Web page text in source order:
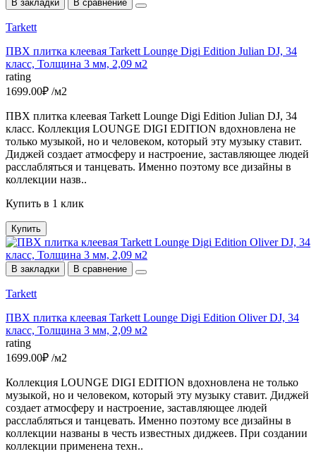
В закладки В сравнение
Tarkett
ПВХ плитка клеевая Tarkett Lounge Digi Edition Julian DJ, 34
класс, Толщина 3 мм, 2,09 м2
rating
1699.00₽ /м2
ПВХ плитка клеевая Tarkett Lounge Digi Edition Julian DJ, 34
класс. Коллекция LOUNGE DIGI EDITION вдохновлена не
только музыкой, но и человеком, который эту музыку ставит.
Диджей создает атмосферу и настроение, заставляющее людей
расслабляться и танцевать. Именно поэтому все дизайны в
коллекции назв..
Купить в 1 клик
Купить
В закладки В сравнение
Tarkett
ПВХ плитка клеевая Tarkett Lounge Digi Edition Oliver DJ, 34
класс, Толщина 3 мм, 2,09 м2
rating
1699.00₽ /м2
Коллекция LOUNGE DIGI EDITION вдохновлена не только
музыкой, но и человеком, который эту музыку ставит. Диджей
создает атмосферу и настроение, заставляющее людей
расслабляться и танцевать. Именно поэтому все дизайны в
коллекции названы в честь известных диджеев. При создании
коллекции применена техн..